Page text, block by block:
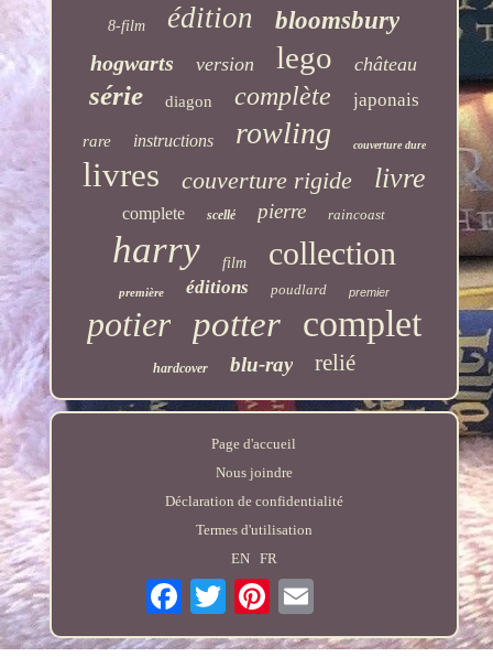
8-film édition bloomsbury
hogwarts version lego château
série diagon complète japonais
rare instructions rowling couverture dure
livres couverture rigide livre
complete scellé pierre raincoast
harry film collection
première éditions poudlard premier
potier potter complet
hardcover blu-ray relié
Page d'accueil
Nous joindre
Déclaration de confidentialité
Termes d'utilisation
EN
FR